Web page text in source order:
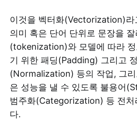
이것을 벡터화(Vectorization)라
의미 혹은 단어 단위로 문장을
(tokenization)와 모델에 따라
기 위한 패딩(Padding) 그리고
(Normalization) 등의 작업, 그
은 성능을 낼 수 있도록 불용어
범주화(Categorization) 등 전처
다.